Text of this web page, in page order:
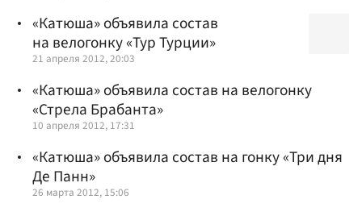
«Катюша» объявила состав
на велогонку «Тур Турции»
21 апреля 2012, 20:03
«Катюша» объявила состав на велогонку
«Стрела Брабанта»
10 апреля 2012, 17:31
«Катюша» объявила состав на гонку «Три дня
Де Панн»
26 марта 2012, 15:06